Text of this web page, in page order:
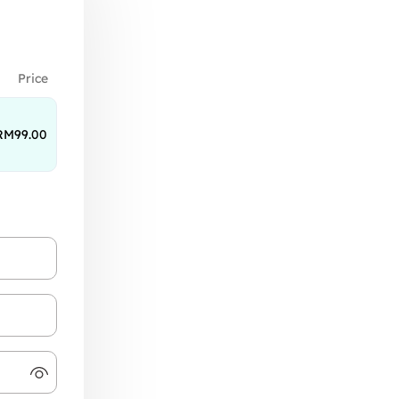
Price
99.00